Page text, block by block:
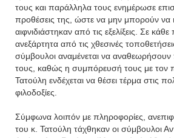
τους και παράλληλα τους ενημέρωσε
προθέσεις της, ώστε να μην μπορούν να
αιφνιδιάστηκαν από τις εξελίξεις. Σε
ανεξάρτητα από τις χθεσινές
σύμβουλοι αναμένεται να
τους, καθώς η συμπόρευσή τους με τον
Τατούλη ενδέχεται να θέσει τέρμα στις
φιλοδοξίες.
Σύμφωνα λοιπόν με πληροφορίες,
του κ. Τατούλη τάχθηκαν οι σύμβουλοι